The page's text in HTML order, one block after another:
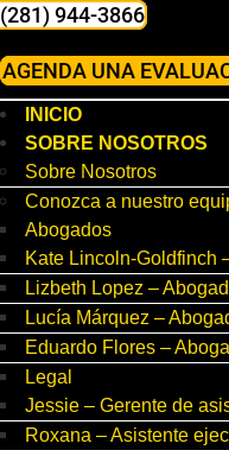
(281) 944-3866
AGENDA UNA
INICIO
SOBRE NOSOTROS
Sobre Nosotros
Conozca a nuestro
Abogados
Kate Lincoln-Goldfinch
Lizbeth Lopez –
Lucía Márquez –
Eduardo Flores –
Legal
Jessie – Gerente de
Roxana – Asistente